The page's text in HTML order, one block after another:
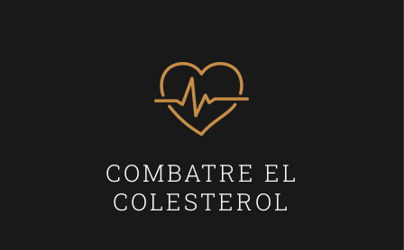
COMBATRE EL
COLESTEROL